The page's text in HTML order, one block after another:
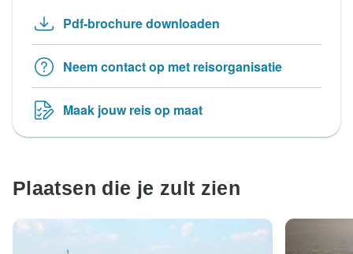
Pdf-brochure downloaden
Neem contact op met reisorganisatie
Maak jouw reis op maat
Plaatsen die je zult zien